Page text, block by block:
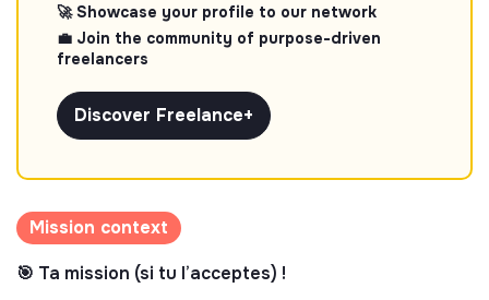
🚀 Showcase your profile to our network
💼 Join the community of purpose-driven
freelancers
Discover Freelance+
Mission context
🎯 Ta mission (si tu l’acceptes) !